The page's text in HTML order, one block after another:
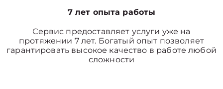
7 лет опыта работы
Сервис предоставляет услуги уже на
протяжении 7 лет. Богатый опыт позволяет
гарантировать высокое качество в работе любой
сложности